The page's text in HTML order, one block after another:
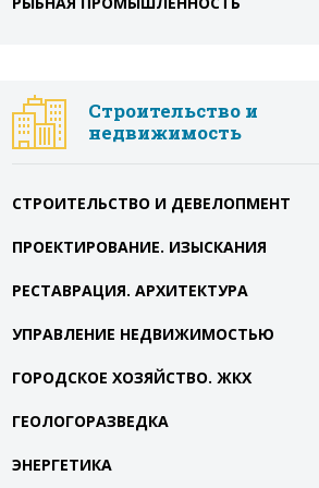
Строительство и
недвижимость
СТРОИТЕЛЬСТВО И ДЕВЕЛОПМЕНТ
ПРОЕКТИРОВАНИЕ. ИЗЫСКАНИЯ
РЕСТАВРАЦИЯ. АРХИТЕКТУРА
УПРАВЛЕНИЕ НЕДВИЖИМОСТЬЮ
ГОРОДСКОЕ ХОЗЯЙСТВО. ЖКХ
ГЕОЛОГОРАЗВЕДКА
ЭНЕРГЕТИКА